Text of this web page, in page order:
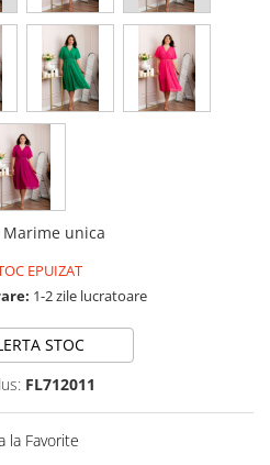
Marime unica
EPUIZAT
1-2 zile lucratoare
STOC
FL712011
la Favorite